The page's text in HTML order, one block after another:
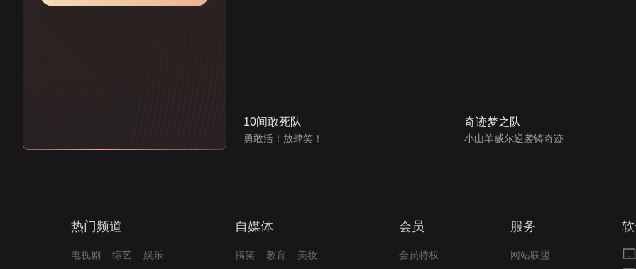
10间敢死队
勇敢活！放肆笑！
奇迹梦之队
小山羊威尔逆袭铸奇迹
热门频道
电视剧 综艺
娱乐
自媒体
搞笑 教育
美妆
会员
会员特权
服务
网站联盟